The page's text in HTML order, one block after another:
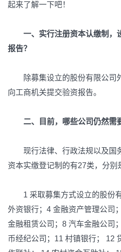
起来了解一下吧！
一、实行注册资本认缴制，
报告？
除募集设立的股份有限公司
向工商机关提交验资报告。
二、目前，哪些公司仍然需
现行法律、行政法规以及国
资本实缴登记制的有27类，分别
1 采取募集方式设立的股份
外资银行；4 金融资产管理公司
金融租赁公司；8 汽车金融公司
币经纪公司；11 村镇银行； 12